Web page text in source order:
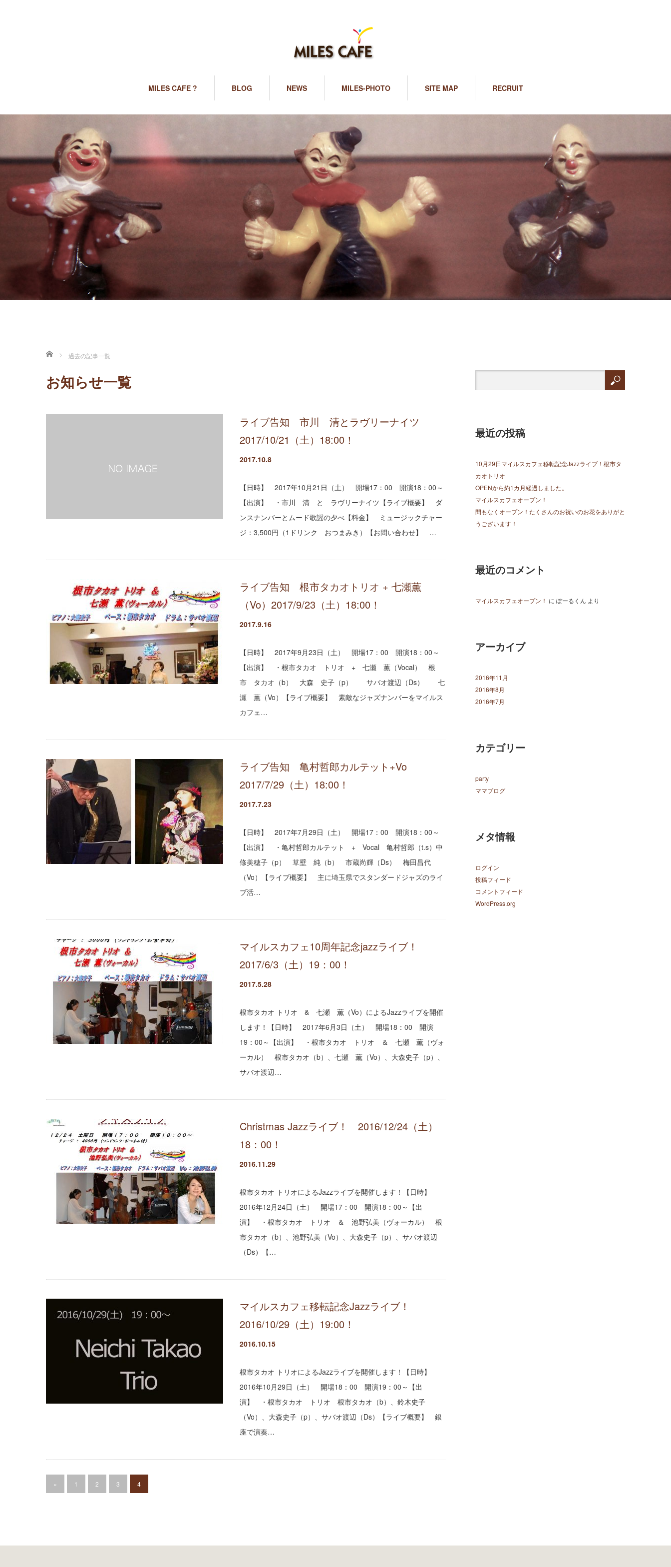
MILES CAFE ? BLOG NEWS MILES-PHOTO SITE MAP RECRUIT
ホーム 過去の記事一覧
お知らせ一覧
ライブ告知 市川 清とラヴリーナイツ
2017/10/21（土）18:00！
2017.10.8
【日時】 2017年10月21日（土） 開場17：00 開演18：00～
【出演】 ・市川 清 と ラヴリーナイツ【ライブ概要】 ダ
ンスナンバーとムード歌謡の夕べ【料金】 ミュージックチャー
ジ：3,500円（1ドリンク おつまみき）【お問い合わせ】 …
ライブ告知 根市タカオトリオ + 七瀬薫
（Vo）2017/9/23（土）18:00！
2017.9.16
【日時】 2017年9月23日（土） 開場17：00 開演18：00～
【出演】 ・根市タカオ トリオ + 七瀬 薫（Vocal） 根
市 タカオ（b） 大森 史子（p） サバオ渡辺（Ds） 七
瀬 薫（Vo）【ライブ概要】 素敵なジャズナンバーをマイルス
カフェ…
ライブ告知 亀村哲郎カルテット+Vo
2017/7/29（土）18:00！
2017.7.23
【日時】 2017年7月29日（土） 開場17：00 開演18：00～
【出演】 ・亀村哲郎カルテット + Vocal 亀村哲郎（t.s）中
條美穂子（p） 草壁 純（b） 市蔵尚輝（Ds） 梅田昌代
（Vo）【ライブ概要】 主に埼玉県でスタンダードジャズのライ
ブ活…
マイルスカフェ10周年記念jazzライブ！
2017/6/3（土）19：00！
2017.5.28
根市タカオ トリオ & 七瀬 薫（Vo）によるJazzライブを開催
します！【日時】 2017年6月3日（土） 開場18：00 開演
19：00～【出演】 ・根市タカオ トリオ ＆ 七瀬 薫（ヴォ
ーカル） 根市タカオ（b）、七瀬 薫（Vo）、大森史子（p）、
サバオ渡辺…
Christmas Jazzライブ！ 2016/12/24（土）
18：00！
2016.11.29
根市タカオ トリオによるJazzライブを開催します！【日時】
2016年12月24日（土） 開場17：00 開演18：00～【出
演】 ・根市タカオ トリオ ＆ 池野弘美（ヴォーカル） 根
市タカオ（b）、池野弘美（Vo）、大森史子（p）、サバオ渡辺
（Ds）【…
マイルスカフェ移転記念Jazzライブ！
2016/10/29（土）19:00！
2016.10.15
根市タカオ トリオによるJazzライブを開催します！【日時】
2016年10月29日（土） 開場18：00 開演19：00～【出
演】 ・根市タカオ トリオ 根市タカオ（b）、鈴木史子
（Vo）、大森史子（p）、サバオ渡辺（Ds）【ライブ概要】 銀
座で演奏…
« 1 2 3 4
最近の投稿
10月29日マイルスカフェ移転記念Jazzライブ！根市タ
カオトリオ
OPENから約1カ月経過しました。
マイルスカフェオープン！
間もなくオープン！たくさんのお祝いのお花をありがと
うございます！
最近のコメント
マイルスカフェオープン！ に ぽーるくん より
アーカイブ
2016年11月
2016年8月
2016年7月
カテゴリー
party
ママブログ
メタ情報
ログイン
投稿フィード
コメントフィード
WordPress.org